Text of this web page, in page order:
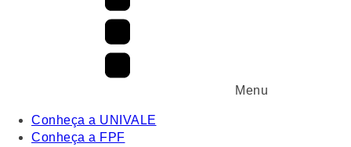
Menu
Conheça a UNIVALE
Conheça a FPF